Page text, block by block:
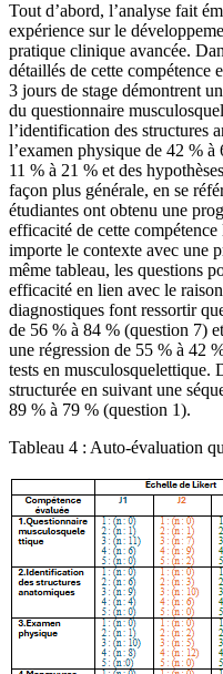
Tout d’abord, l’analyse fait
expérience sur le
pratique clinique avancée.
détaillés de cette compétence
3 jours de stage démontrent
du questionnaire
l’identification des structures
l’examen physique de 42 %
11 % à 21 % et des
façon plus générale, en se
étudiantes ont obtenu une
efficacité de cette
importe le contexte avec une
même tableau, les questions
efficacité en lien avec le
diagnostiques font ressortir
de 56 % à 84 % (question 7)
une régression de 55 % à 42
tests en musculosquelettique.
structurée en suivant une
89 % à 79 % (question 1).
Tableau 4 : Auto-évaluation